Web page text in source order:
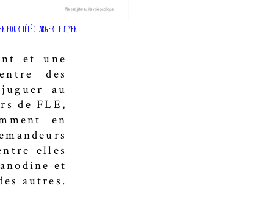
pour télécharger le flyer
et une
des
au
de FLE,
en
elles
et
autres.